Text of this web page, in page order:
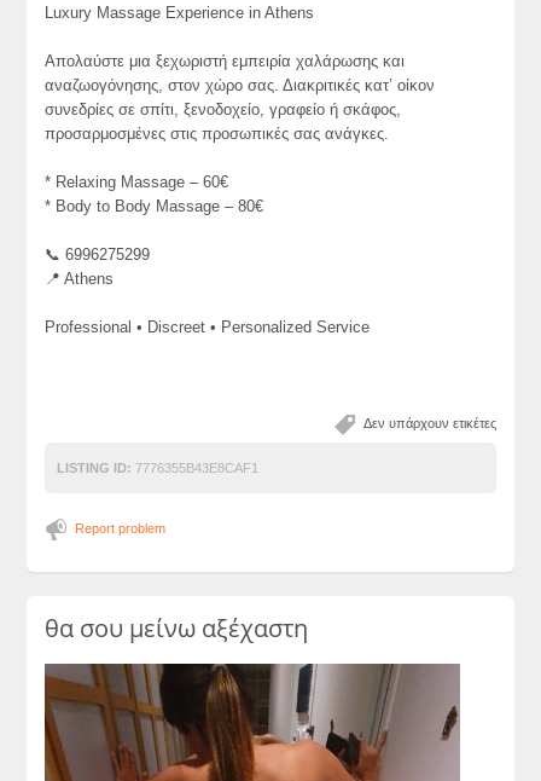
Luxury Massage Experience in Athens
Απολαύστε μια ξεχωριστή εμπειρία χαλάρωσης και
αναζωογόνησης, στον χώρο σας. Διακριτικές κατ’ οίκον
συνεδρίες σε σπίτι, ξενοδοχείο, γραφείο ή σκάφος,
προσαρμοσμένες στις προσωπικές σας ανάγκες.
* Relaxing Massage – 60€
* Body to Body Massage – 80€
📞 6996275299
📍 Athens
Professional • Discreet • Personalized Service
Δεν υπάρχουν ετικέτες
LISTING ID: 7776355B43E8CAF1
Report problem
θα σου μείνω αξέχαστη